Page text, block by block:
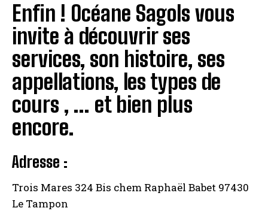
Enfin ! Océane Sagols vous
invite à découvrir ses
services, son histoire, ses
appellations, les types de
cours , … et bien plus
encore.
Adresse :
Trois Mares 324 Bis chem Raphaël Babet 97430
Le Tampon